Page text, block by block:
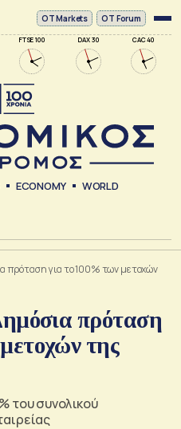
FTSE 100 DAX 30 CAC 40
ΟΤ Markets OT Forum
ECONOMY WORLD
πρόταση για το 100% των μετοχών
πρόταση
της
του συνολικού